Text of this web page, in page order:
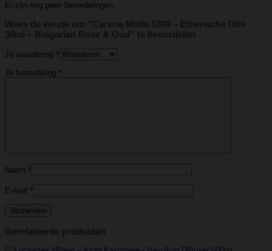
Er zijn nog geen beoordelingen.
Wees de eerste om “Cereria Molla 1899 – Etherische Olie
30ml – Bulgarian Rose & Oud” te beoordelen
Je waardering *
Je beoordeling *
Naam *
E-mail *
Gerelateerde producten